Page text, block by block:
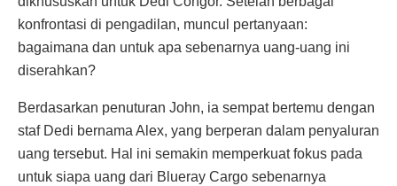
konfrontasi di pengadilan, muncul pertanyaan:
bagaimana dan untuk apa sebenarnya uang-uang ini
diserahkan?
Berdasarkan penuturan John, ia sempat bertemu dengan
staf Dedi bernama Alex, yang berperan dalam penyaluran
uang tersebut. Hal ini semakin memperkuat fokus pada
untuk siapa uang dari Blueray Cargo sebenarnya